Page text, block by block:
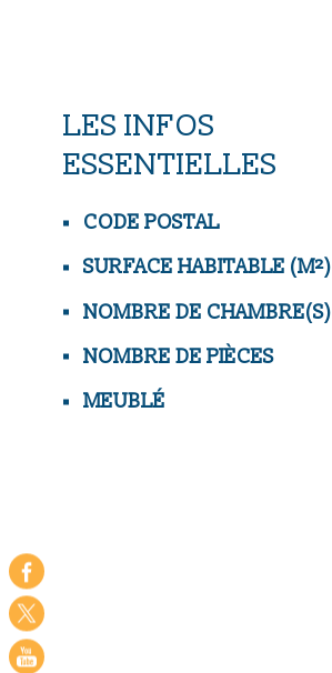
LES INFOS
ESSENTIELLES
Caractérisque Valeurs
CODE POSTAL
SURFACE HABITABLE (M²)
NOMBRE DE CHAMBRE(S)
NOMBRE DE PIÈCES
MEUBLÉ